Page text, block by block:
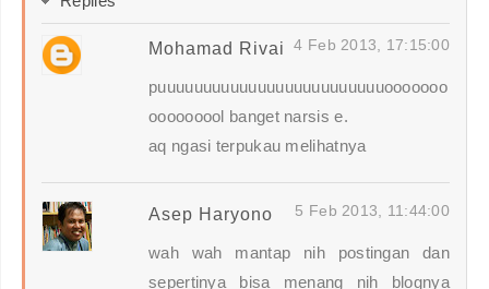
Mohamad Rivai 4 Feb 2013, 17:15:00
puuuuuuuuuuuuuuuuuuuuuuuuuooooooo
ooooooool banget narsis e.
aq ngasi terpukau melihatnya
Asep Haryono 5 Feb 2013, 11:44:00
wah wah mantap nih postingan dan
sepertinya bisa menang nih blognya